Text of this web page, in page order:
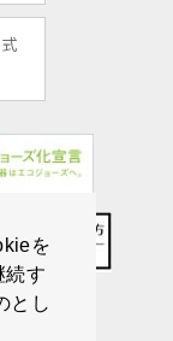
を
続す
とし